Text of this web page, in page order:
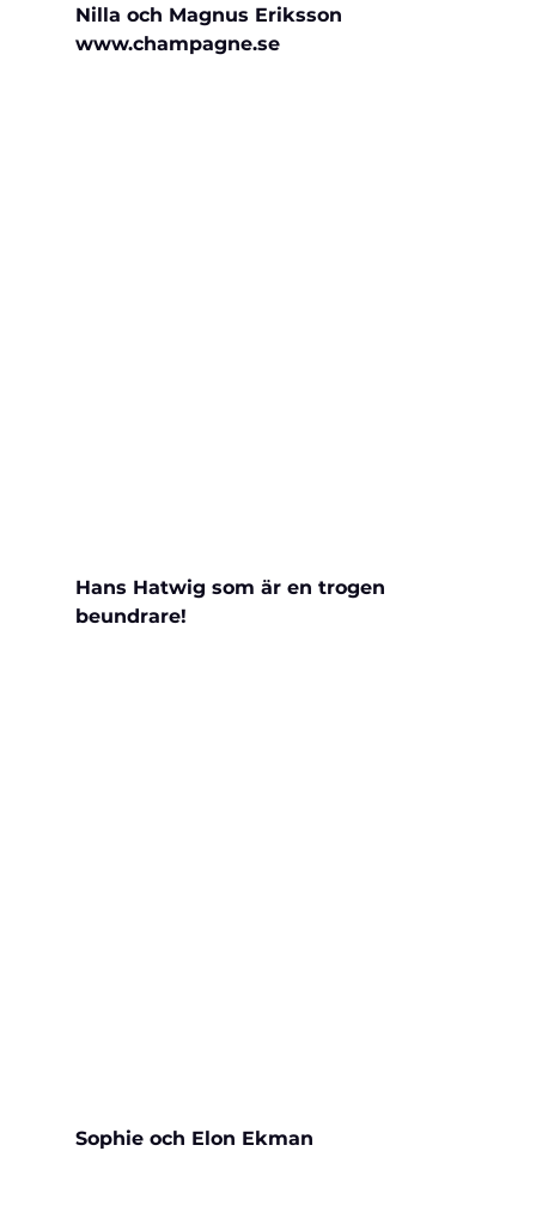
Nilla och Magnus Eriksson
www.champagne.se
Hans Hatwig som är en trogen
beundrare!
Sophie och Elon Ekman